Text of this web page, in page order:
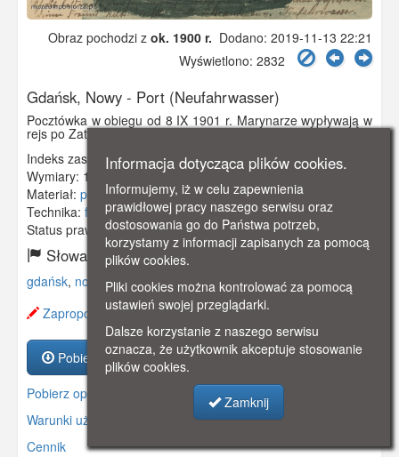
Obraz pochodzi z ok. 1900 r. Dodano: 2019-11-13 22:21
Wyświetlono: 2832
Gdańsk, Nowy - Port (Neufahrwasser)
Pocztówka w obiegu od 8 IX 1901 r. Marynarze wypływają w
rejs po Zatoce Gdańskiej.
Indeks zasobu:GSP01945
Wymiary: 138 x 86 mm
Materiał: pocztówka
Technika: fotografia czarno-biała
Status prawny:Użycie Niekomercyjne
Słowa kluczowe:
gdańsk, nowy port ,
Zaproponuj zmianę opisu.
Pobierz zasób
Pobierz opis
Warunki używania zasobów.
Cennik
Informacja dotycząca plików cookies.
Informujemy, iż w celu zapewnienia
prawidłowej pracy naszego serwisu oraz
dostosowania go do Państwa potrzeb,
korzystamy z informacji zapisanych za pomocą
plików cookies.
Pliki cookies można kontrolować za pomocą
ustawień swojej przeglądarki.
Dalsze korzystanie z naszego serwisu
oznacza, że użytkownik akceptuje stosowanie
plików cookies.
Zamknij